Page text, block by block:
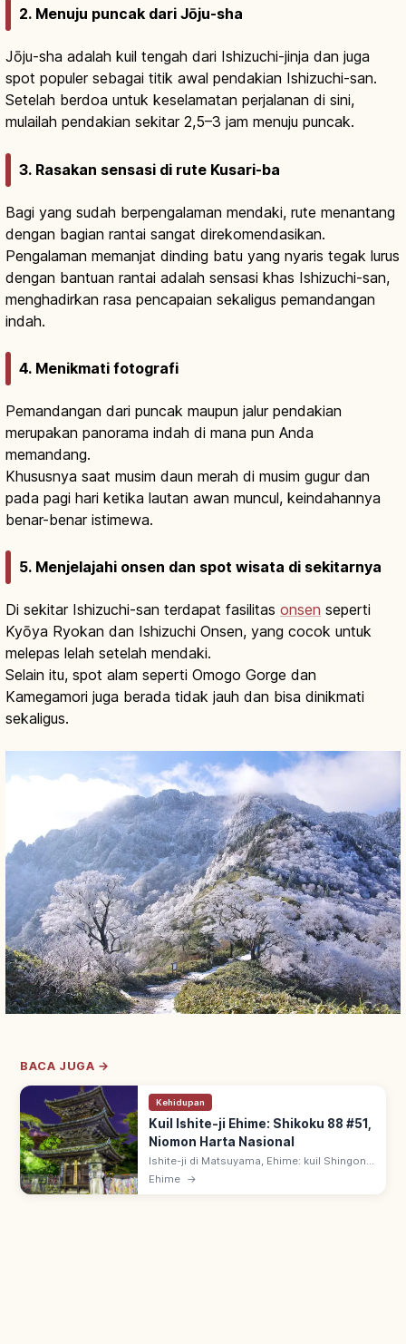
2. Menuju puncak dari Jōju-sha
Jōju-sha adalah kuil tengah dari Ishizuchi-jinja dan juga
spot populer sebagai titik awal pendakian Ishizuchi-san.
Setelah berdoa untuk keselamatan perjalanan di sini,
mulailah pendakian sekitar 2,5–3 jam menuju puncak.
3. Rasakan sensasi di rute Kusari-ba
Bagi yang sudah berpengalaman mendaki, rute menantang
dengan bagian rantai sangat direkomendasikan.
Pengalaman memanjat dinding batu yang nyaris tegak lurus
dengan bantuan rantai adalah sensasi khas Ishizuchi-san,
menghadirkan rasa pencapaian sekaligus pemandangan
indah.
4. Menikmati fotografi
Pemandangan dari puncak maupun jalur pendakian
merupakan panorama indah di mana pun Anda
memandang.
Khususnya saat musim daun merah di musim gugur dan
pada pagi hari ketika lautan awan muncul, keindahannya
benar-benar istimewa.
5. Menjelajahi onsen dan spot wisata di sekitarnya
Di sekitar Ishizuchi-san terdapat fasilitas onsen seperti
Kyōya Ryokan dan Ishizuchi Onsen, yang cocok untuk
melepas lelah setelah mendaki.
Selain itu, spot alam seperti Omogo Gorge dan
Kamegamori juga berada tidak jauh dan bisa dinikmati
sekaligus.
BACA JUGA →
Kehidupan
Kuil Ishite-ji Ehime: Shikoku 88 #51,
Niomon Harta Nasional
Ishite-ji di Matsuyama, Ehime: kuil Shingon
Buzan-ha, ziarah Shikoku 88 #51. Niomon
Ehime →